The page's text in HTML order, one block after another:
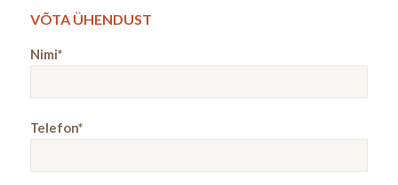
VÕTA ÜHENDUST
Nimi*
Telefon*